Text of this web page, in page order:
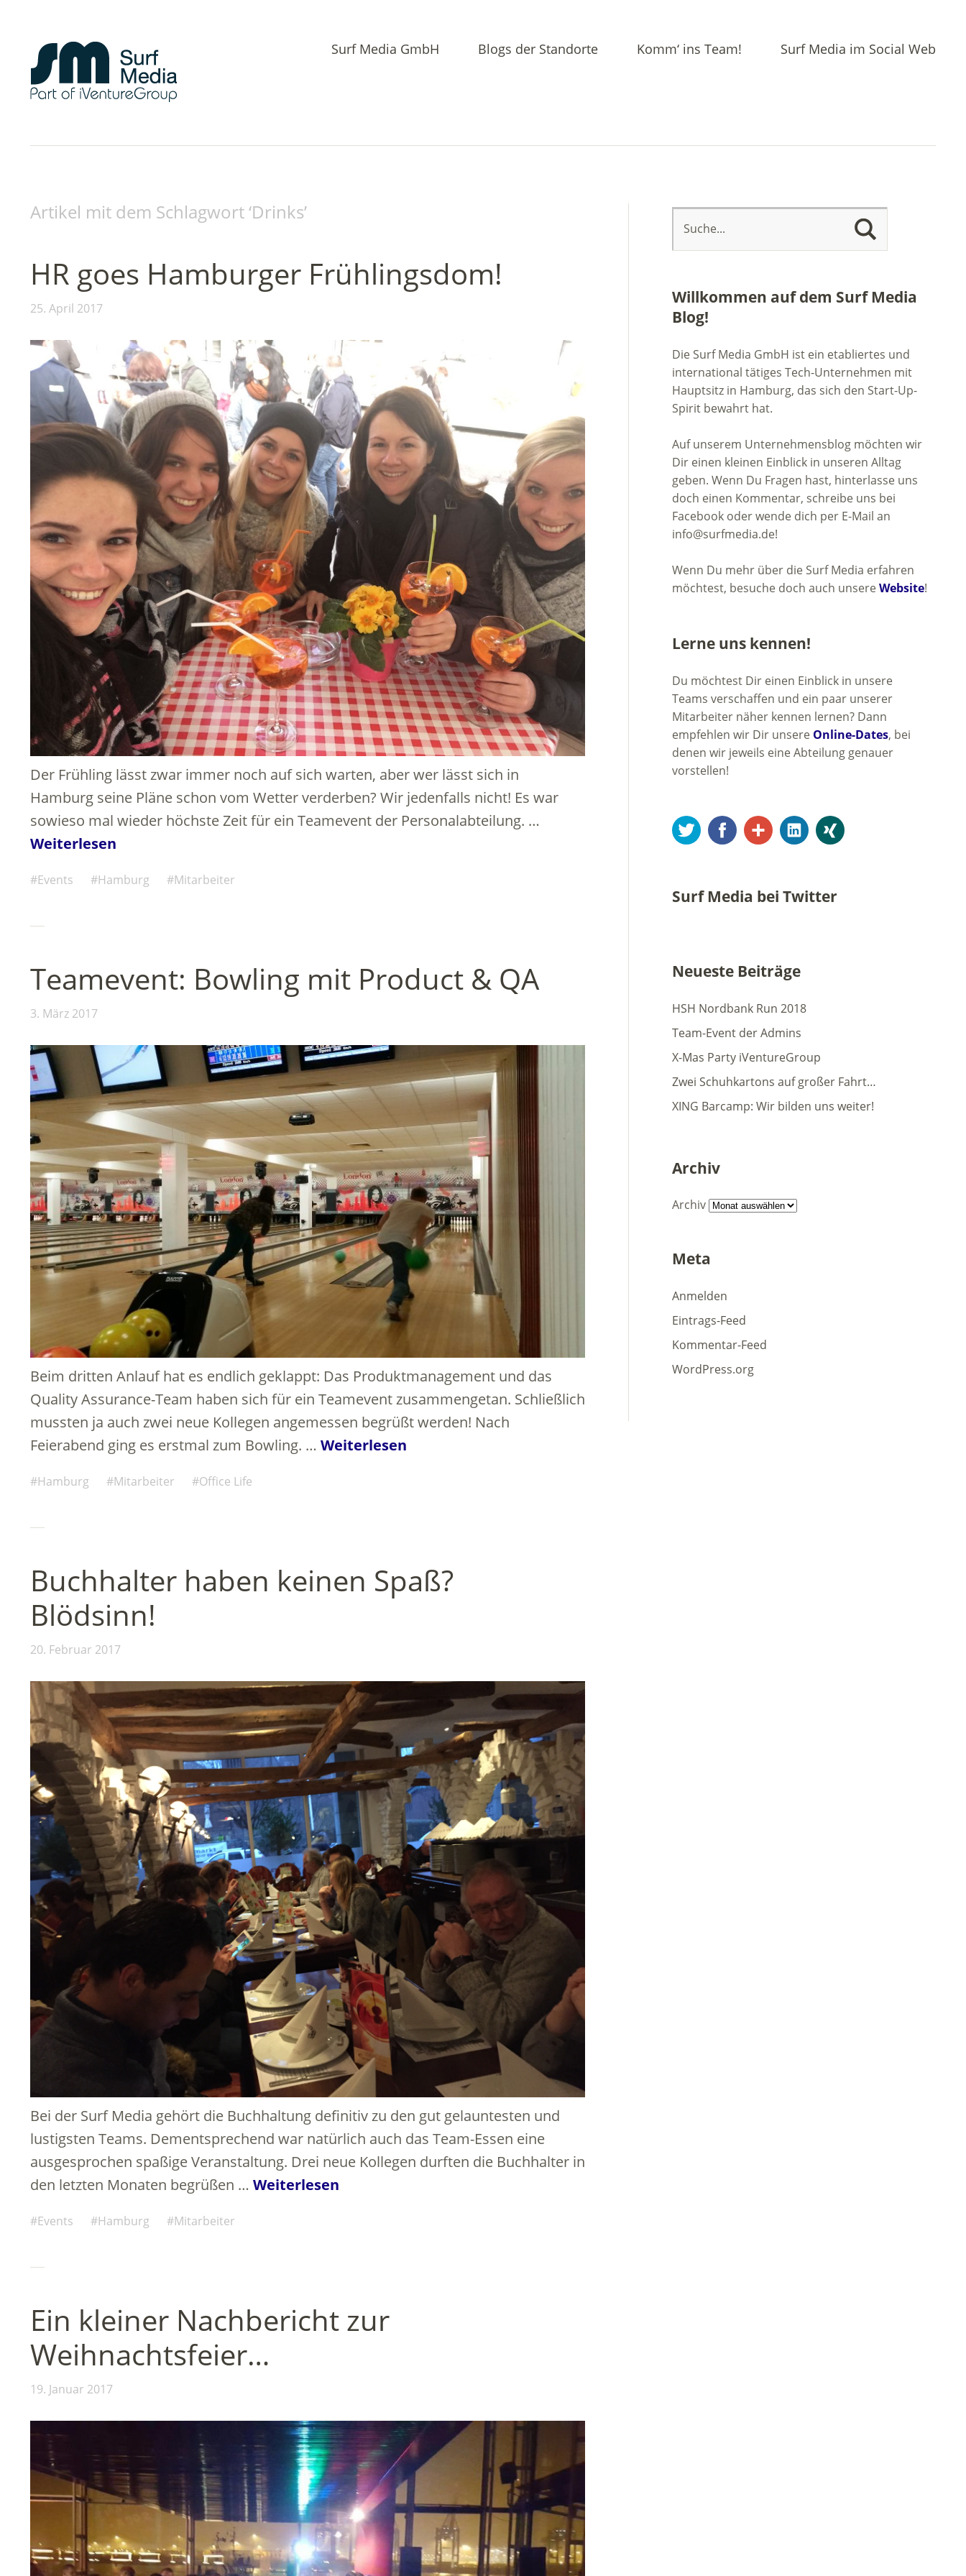
Surf Media GmbH Blogs der Standorte Komm‘ ins Team! Surf Media im Social Web
Artikel mit dem Schlagwort ‘Drinks’
HR goes Hamburger Frühlingsdom!
25. April 2017
Der Frühling lässt zwar immer noch auf sich warten, aber wer lässt sich in
Hamburg seine Pläne schon vom Wetter verderben? Wir jedenfalls nicht! Es war
sowieso mal wieder höchste Zeit für ein Teamevent der Personalabteilung. …
Weiterlesen
Events Hamburg Mitarbeiter
Teamevent: Bowling mit Product & QA
3. März 2017
Beim dritten Anlauf hat es endlich geklappt: Das Produktmanagement und das
Quality Assurance-Team haben sich für ein Teamevent zusammengetan. Schließlich
mussten ja auch zwei neue Kollegen angemessen begrüßt werden! Nach
Feierabend ging es erstmal zum Bowling. … Weiterlesen
Hamburg Mitarbeiter Office Life
Buchhalter haben keinen Spaß?
Blödsinn!
20. Februar 2017
Bei der Surf Media gehört die Buchhaltung definitiv zu den gut gelauntesten und
lustigsten Teams. Dementsprechend war natürlich auch das Team-Essen eine
ausgesprochen spaßige Veranstaltung. Drei neue Kollegen durften die Buchhalter in
den letzten Monaten begrüßen … Weiterlesen
Events Hamburg Mitarbeiter
Ein kleiner Nachbericht zur
Weihnachtsfeier…
19. Januar 2017
Willkommen auf dem Surf Media
Blog!
Die Surf Media GmbH ist ein etabliertes und
international tätiges Tech-Unternehmen mit
Hauptsitz in Hamburg, das sich den Start-Up-
Spirit bewahrt hat.
Auf unserem Unternehmensblog möchten wir
Dir einen kleinen Einblick in unseren Alltag
geben. Wenn Du Fragen hast, hinterlasse uns
doch einen Kommentar, schreibe uns bei
Facebook oder wende dich per E-Mail an
info@surfmedia.de!
Wenn Du mehr über die Surf Media erfahren
möchtest, besuche doch auch unsereWebsite!
Lerne uns kennen!
Du möchtest Dir einen Einblick in unsere
Teams verschaffen und ein paar unserer
Mitarbeiter näher kennen lernen? Dann
empfehlen wir Dir unsere Online-Dates, bei
denen wir jeweils eine Abteilung genauer
vorstellen!
TwitterFacebookGoogle+LinkedInXing
Surf Media bei Twitter
Neueste Beiträge
HSH Nordbank Run 2018
Team-Event der Admins
X-Mas Party iVentureGroup
Zwei Schuhkartons auf großer Fahrt…
XING Barcamp: Wir bilden uns weiter!
Archiv
Archiv
Meta
Anmelden
Eintrags-Feed
Kommentar-Feed
WordPress.org